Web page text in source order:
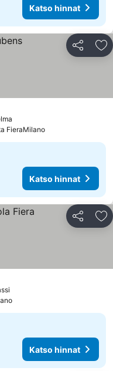
Katso hinnat
Jaa
FieraMilano
Katso hinnat
Jaa
Katso hinnat